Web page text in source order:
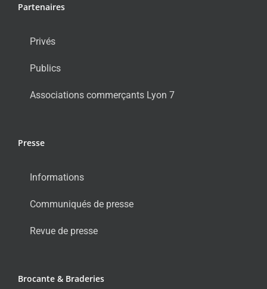
Partenaires
Privés
Publics
Associations commerçants Lyon 7
Presse
Informations
Communiqués de presse
Revue de presse
Brocante & Braderies